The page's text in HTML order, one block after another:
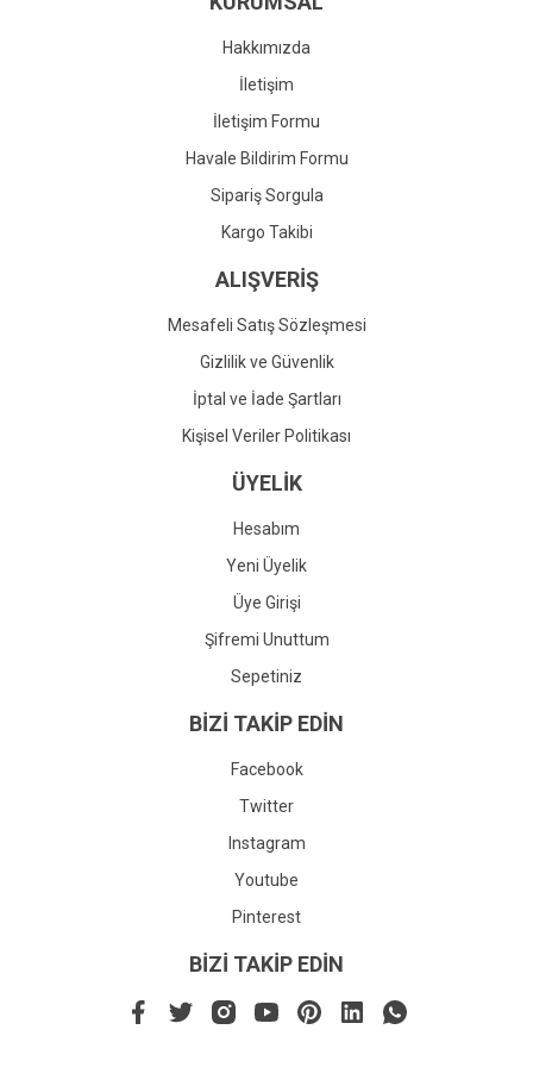
Gönder
Hakkımızda
İletişim
İletişim Formu
Havale Bildirim Formu
Sipariş Sorgula
Kargo Takibi
ALIŞVERİŞ
Mesafeli Satış Sözleşmesi
Gizlilik ve Güvenlik
İptal ve İade Şartları
Kişisel Veriler Politikası
ÜYELİK
Hesabım
Yeni Üyelik
Üye Girişi
Şifremi Unuttum
Sepetiniz
BİZİ TAKİP EDİN
Facebook
Twitter
Instagram
Youtube
Pinterest
BİZİ TAKİP EDİN